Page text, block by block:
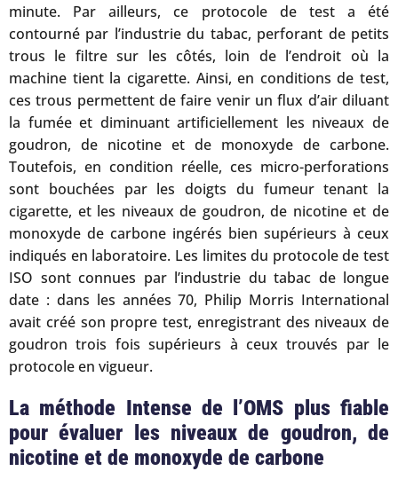
minute. Par ailleurs, ce protocole de test a été
contourné par l’industrie du tabac, perforant de petits
trous le filtre sur les côtés, loin de l’endroit où la
machine tient la cigarette. Ainsi, en conditions de test,
ces trous permettent de faire venir un flux d’air diluant
la fumée et diminuant artificiellement les niveaux de
goudron, de nicotine et de monoxyde de carbone.
Toutefois, en condition réelle, ces micro-perforations
sont bouchées par les doigts du fumeur tenant la
cigarette, et les niveaux de goudron, de nicotine et de
monoxyde de carbone ingérés bien supérieurs à ceux
indiqués en laboratoire. Les limites du protocole de test
ISO sont connues par l’industrie du tabac de longue
date : dans les années 70, Philip Morris International
avait créé son propre test, enregistrant des niveaux de
goudron trois fois supérieurs à ceux trouvés par le
protocole en vigueur.
La méthode Intense de l’OMS plus fiable
pour évaluer les niveaux de goudron, de
nicotine et de monoxyde de carbone